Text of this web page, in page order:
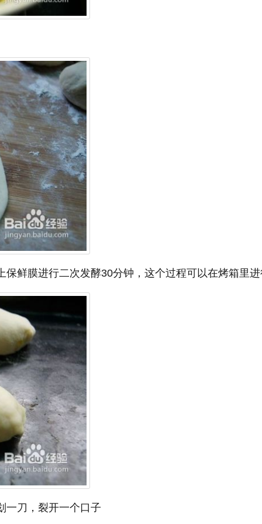
鲜膜进行二次发酵30分钟，这个过程可以在烤箱里
一刀，裂开一个口子